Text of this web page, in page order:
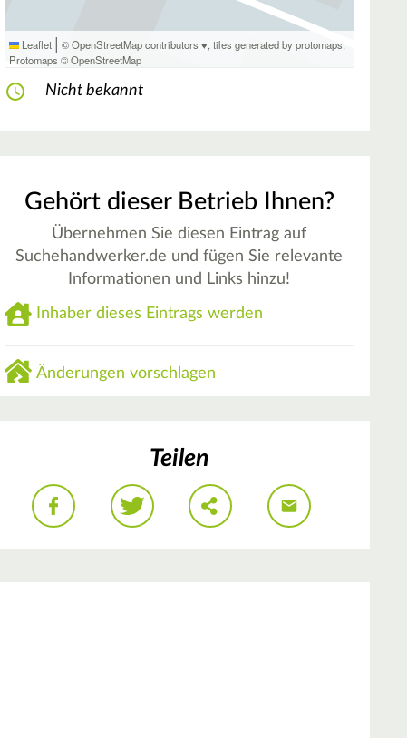
Leaflet | © OpenStreetMap contributors ♥,tiles generated by protomaps,
Protomaps ©OpenStreetMap
Nicht bekannt
Gehört dieser Betrieb Ihnen?
Übernehmen Sie diesen Eintrag auf
Suchehandwerker.de und fügen Sie relevante
Informationen und Links hinzu!
Inhaber dieses Eintrags werden
Änderungen vorschlagen
Teilen